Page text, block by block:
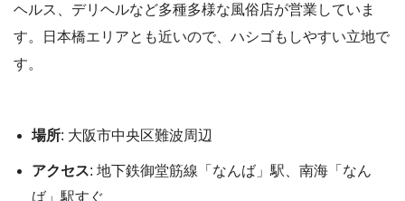
ヘルス、デリヘルなど多種多様な風俗店が営業していま
す。日本橋エリアとも近いので、ハシゴもしやすい立地で
す。
場所: 大阪市中央区難波周辺
アクセス: 地下鉄御堂筋線「なんば」駅、南海「なん
ば」駅すぐ